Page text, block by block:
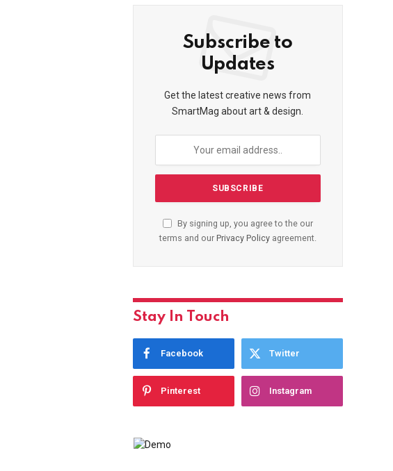
Subscribe to
Updates
Get the latest creative news from
SmartMag about art & design.
By signing up, you agree to the our
terms and our Privacy Policyagreement.
Stay In Touch
Facebook Twitter
Pinterest Instagram